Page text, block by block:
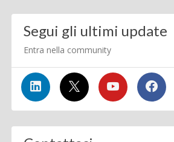
Segui gli ultimi update
Entra nella community